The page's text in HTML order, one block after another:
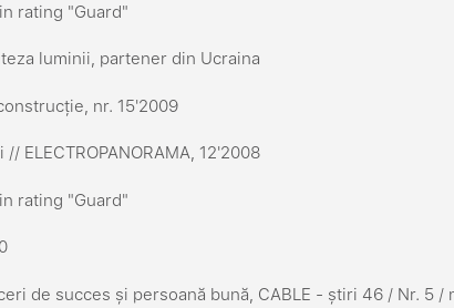
rating "Guard"
luminii, partener din Ucraina
nr. 15'2009
ELECTROPANORAMA, 12'2008
rating "Guard"
de succes și persoană bună, CABLE - știri 46 / Nr. 5 /